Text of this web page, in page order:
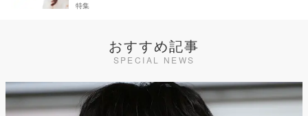
特集
おすすめ記事
SPECIAL NEWS